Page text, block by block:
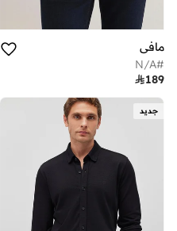
مافي
#N/A
189
جديد